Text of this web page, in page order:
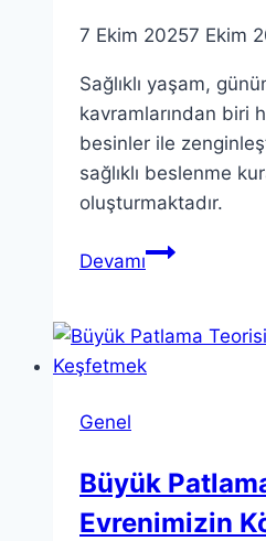
7 Ekim 20257 Ekim
Sağlıklı yaşam,
kavramlarından biri
besinler ile
sağlıklı beslenme
oluşturmaktadır.
DevamıSağlıklı
En
İyi
Genel
Büyük
Evrenimizin